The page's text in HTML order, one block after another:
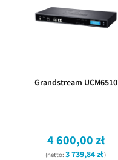
Grandstream UCM6510
4 600,00 zł
(netto: 3 739,84 zł)